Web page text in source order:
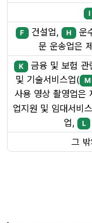
I
F 건설업, H 운
문 운송업은
K 금융 및 보험 관
및 기술서비스업( M
사용 영상 촬영업은
업지원 및 임대서비
업,
L
그